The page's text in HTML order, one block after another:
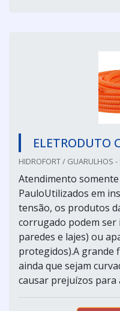
ELETRODUTO
HIDROFORT / GUARULHOS -
Atendimento
PauloUtilizados em
tensão, os produtos
corrugado podem ser
paredes e lajes) ou
protegidos).A grande
ainda que sejam
causar prejuízos para